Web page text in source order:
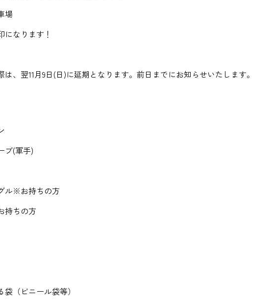
場
になります！
、翌11月9日(日)に延期となります。前日までにお知らせいたします。
ブ(軍手)
ル※お持ちの方
持ちの方
袋（ビニール袋等）